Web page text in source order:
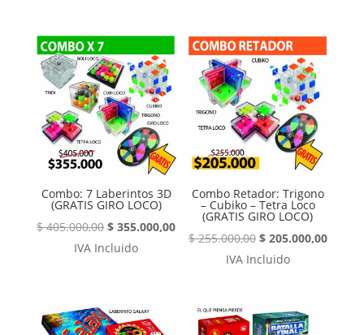
$ 229.000,00.
era:
$ 289.000,00.$
¡Oferta!
Combo: 7 Laberintos 3D
(GRATIS GIRO LOCO)
$405.000,00El
precio
$ 405.000,00.
$ 355.000,00El
precio
$ 355.000,00.
IVA Incluido
¡Oferta!
Combo Retador: Trigono
– Cubiko – Tetra Loco
(GRATIS GIRO LOCO)
$255.000,00 El
precio
$ 255.000,00.
$205.000,00El
IVA Incluido
¡Oferta!
¡Oferta!